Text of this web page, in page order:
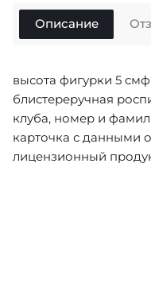
Описание
высота фигурки 5
блистереручная
клуба, номер и
карточка с данными
лицензионный